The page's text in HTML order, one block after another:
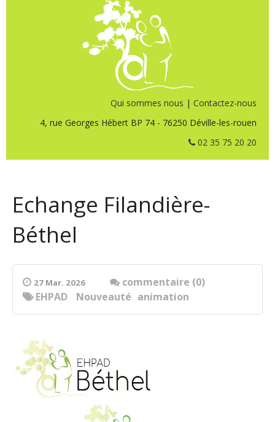
Qui sommes nous | Contactez-nous
4, rue Georges Hébert BP 74 - 76250 Déville-les-rouen
02 35 75 20 20
Echange Filandière-
Béthel
27 Mar. 2026
commentaire (0)
animation
EHPAD Nouveauté